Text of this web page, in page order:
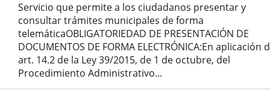
Servicio que permite a los ciudadanos presentar y
consultar trámites municipales de forma
telemáticaOBLIGATORIEDAD DE PRESENTACIÓN DE
DOCUMENTOS DE FORMA ELECTRÓNICA:En aplicación
art. 14.2 de la Ley 39/2015, de 1 de octubre, del
Procedimiento Administrativo...